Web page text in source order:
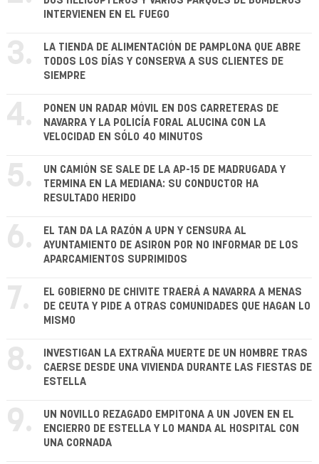
INTERVIENEN EN EL FUEGO
3.
LA TIENDA DE ALIMENTACIÓN DE PAMPLONA QUE ABRE
TODOS LOS DÍAS Y CONSERVA A SUS CLIENTES DE
SIEMPRE
4.
PONEN UN RADAR MÓVIL EN DOS CARRETERAS DE
NAVARRA Y LA POLICÍA FORAL ALUCINA CON LA
VELOCIDAD EN SÓLO 40 MINUTOS
5.
UN CAMIÓN SE SALE DE LA AP-15 DE MADRUGADA Y
TERMINA EN LA MEDIANA: SU CONDUCTOR HA
RESULTADO HERIDO
6.
EL TAN DA LA RAZÓN A UPN Y CENSURA AL
AYUNTAMIENTO DE ASIRON POR NO INFORMAR DE LOS
APARCAMIENTOS SUPRIMIDOS
7.
EL GOBIERNO DE CHIVITE TRAERÁ A NAVARRA A MENAS
DE CEUTA Y PIDE A OTRAS COMUNIDADES QUE HAGAN LO
MISMO
8.
INVESTIGAN LA EXTRAÑA MUERTE DE UN HOMBRE TRAS
CAERSE DESDE UNA VIVIENDA DURANTE LAS FIESTAS DE
ESTELLA
9.
UN NOVILLO REZAGADO EMPITONA A UN JOVEN EN EL
ENCIERRO DE ESTELLA Y LO MANDA AL HOSPITAL CON
UNA CORNADA